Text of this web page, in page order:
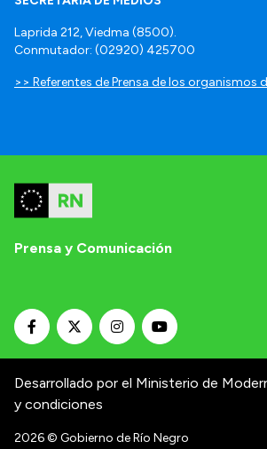
Laprida 212, Viedma (8500).
Conmutador: (02920) 425700
>> Referentes de Prensa de los organismos
Prensa y Comunicación
Desarrollado por el Ministerio de
y condiciones
2026© Gobierno de Río Negro